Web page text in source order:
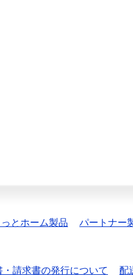
とホーム製品 パートナー
・請求書の発行について 配